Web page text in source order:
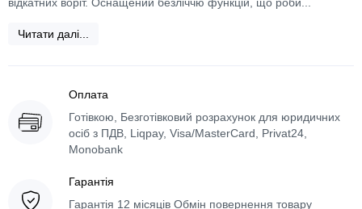
Читати далі...
Оплата
Готівкою, Безготівковий розрахунок для юридичних
осіб з ПДВ, Liqpay, Visa/MasterCard, Privat24,
Monobank
Гарантія
Гарантія 12 місяців Обмін повернення товару